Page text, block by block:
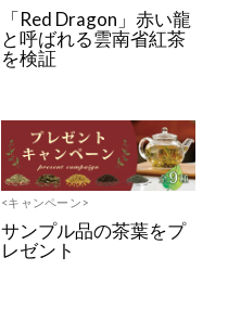
「Red Dragon」赤い龍
と呼ばれる雲南省紅茶
を検証
<キャンペーン>
サンプル品の茶葉をプ
レゼント